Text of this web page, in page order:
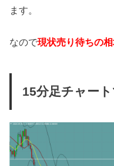
ます。
なので現状売り待ちの
15分足チャー